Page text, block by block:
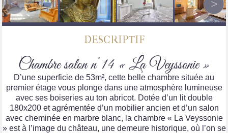
DESCRIPTIF
Chambre salon n°14 « La Veyssonie »
D’une superficie de 53m², cette belle chambre située au
premier étage vous plonge dans une atmosphère lumineuse
avec ses boiseries au ton abricot. Dotée d’un lit double
180x200 et agrémentée d’un mobilier ancien et d’un salon
avec cheminée en marbre blanc, la chambre « La Veyssonie
» est à l’image du château, une demeure historique, où l’on se